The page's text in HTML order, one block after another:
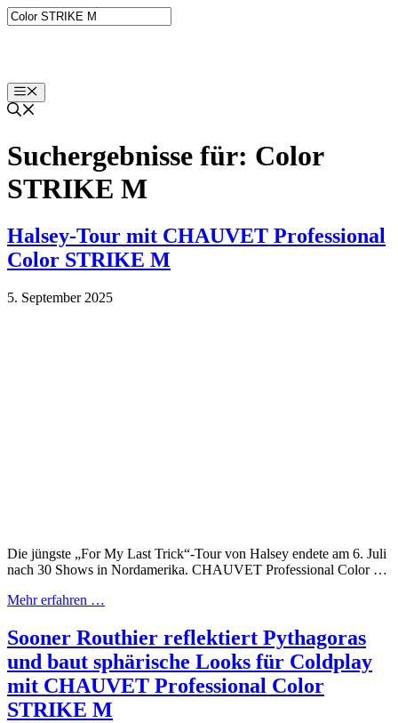
Zum
Inhalt
Menü
Suchergebnisse für: Color
STRIKE M
Halsey-Tour mit CHAUVET Professional
Color STRIKE M
5. September 2025
Die jüngste „For My Last Trick“-Tour von Halsey endete am 6. Juli
nach 30 Shows in Nordamerika. CHAUVET Professional Color …
Mehr erfahren …
Sooner Routhier reflektiert Pythagoras
und baut sphärische Looks für Coldplay
mit CHAUVET Professional Color
STRIKE M